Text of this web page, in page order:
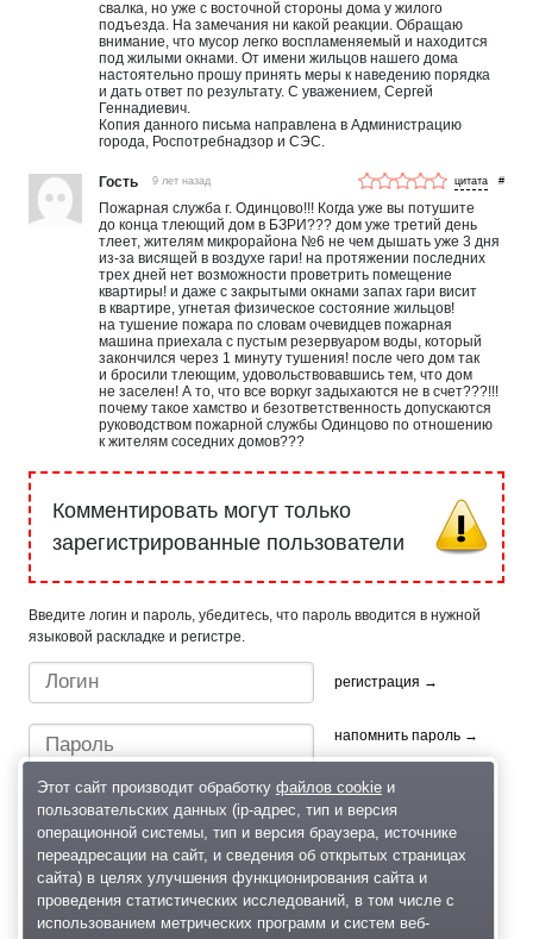
свалка, но уже с восточной стороны дома у жилого
подъезда. На замечания ни какой реакции. Обращаю
внимание, что мусор легко воспламеняемый и находится
под жилыми окнами. От имени жильцов нашего дома
настоятельно прошу принять меры к наведению порядка
и дать ответ по результату. С уважением, Сергей
Геннадиевич.
Копия данного письма направлена в Администрацию
города, Роспотребнадзор и СЭС.
Гость 9 лет назад #
Пожарная служба г. Одинцово!!! Когда уже вы потушите
до конца тлеющий дом в БЗРИ??? дом уже третий день
тлеет, жителям микрорайона №6 не чем дышать уже 3 дня
из-за висящей в воздухе гари! на протяжении последних
трех дней нет возможности проветрить помещение
квартиры! и даже с закрытыми окнами запах гари висит
в квартире, угнетая физическое состояние жильцов!
на тушение пожара по словам очевидцев пожарная
машина приехала с пустым резервуаром воды, который
закончился через 1 минуту тушения! после чего дом так
и бросили тлеющим, удовольствовавшись тем, что дом
не заселен! А то, что все воркуг задыхаются не в счет???!!!
почему такое хамство и безответственность допускаются
руководством пожарной службы Одинцово по отношению
к жителям соседних домов???
Комментировать могут только
зарегистрированные пользователи
Введите логин и пароль, убедитесь, что пароль вводится в нужной
языковой раскладке и регистре.
регистрация →
напомнить пароль →
Быстрый вход/регистрация, используя профиль в:
Этот сайт производит обработку файлов cookieи
пользовательских данных (ip-адрес, тип и версия
операционной системы, тип и версия браузера, источнике
переадресации на сайт, и сведения об открытых страницах
сайта) в целях улучшения функционирования сайта и
проведения статистических исследований, в том числе с
использованием метрических программ и систем веб-